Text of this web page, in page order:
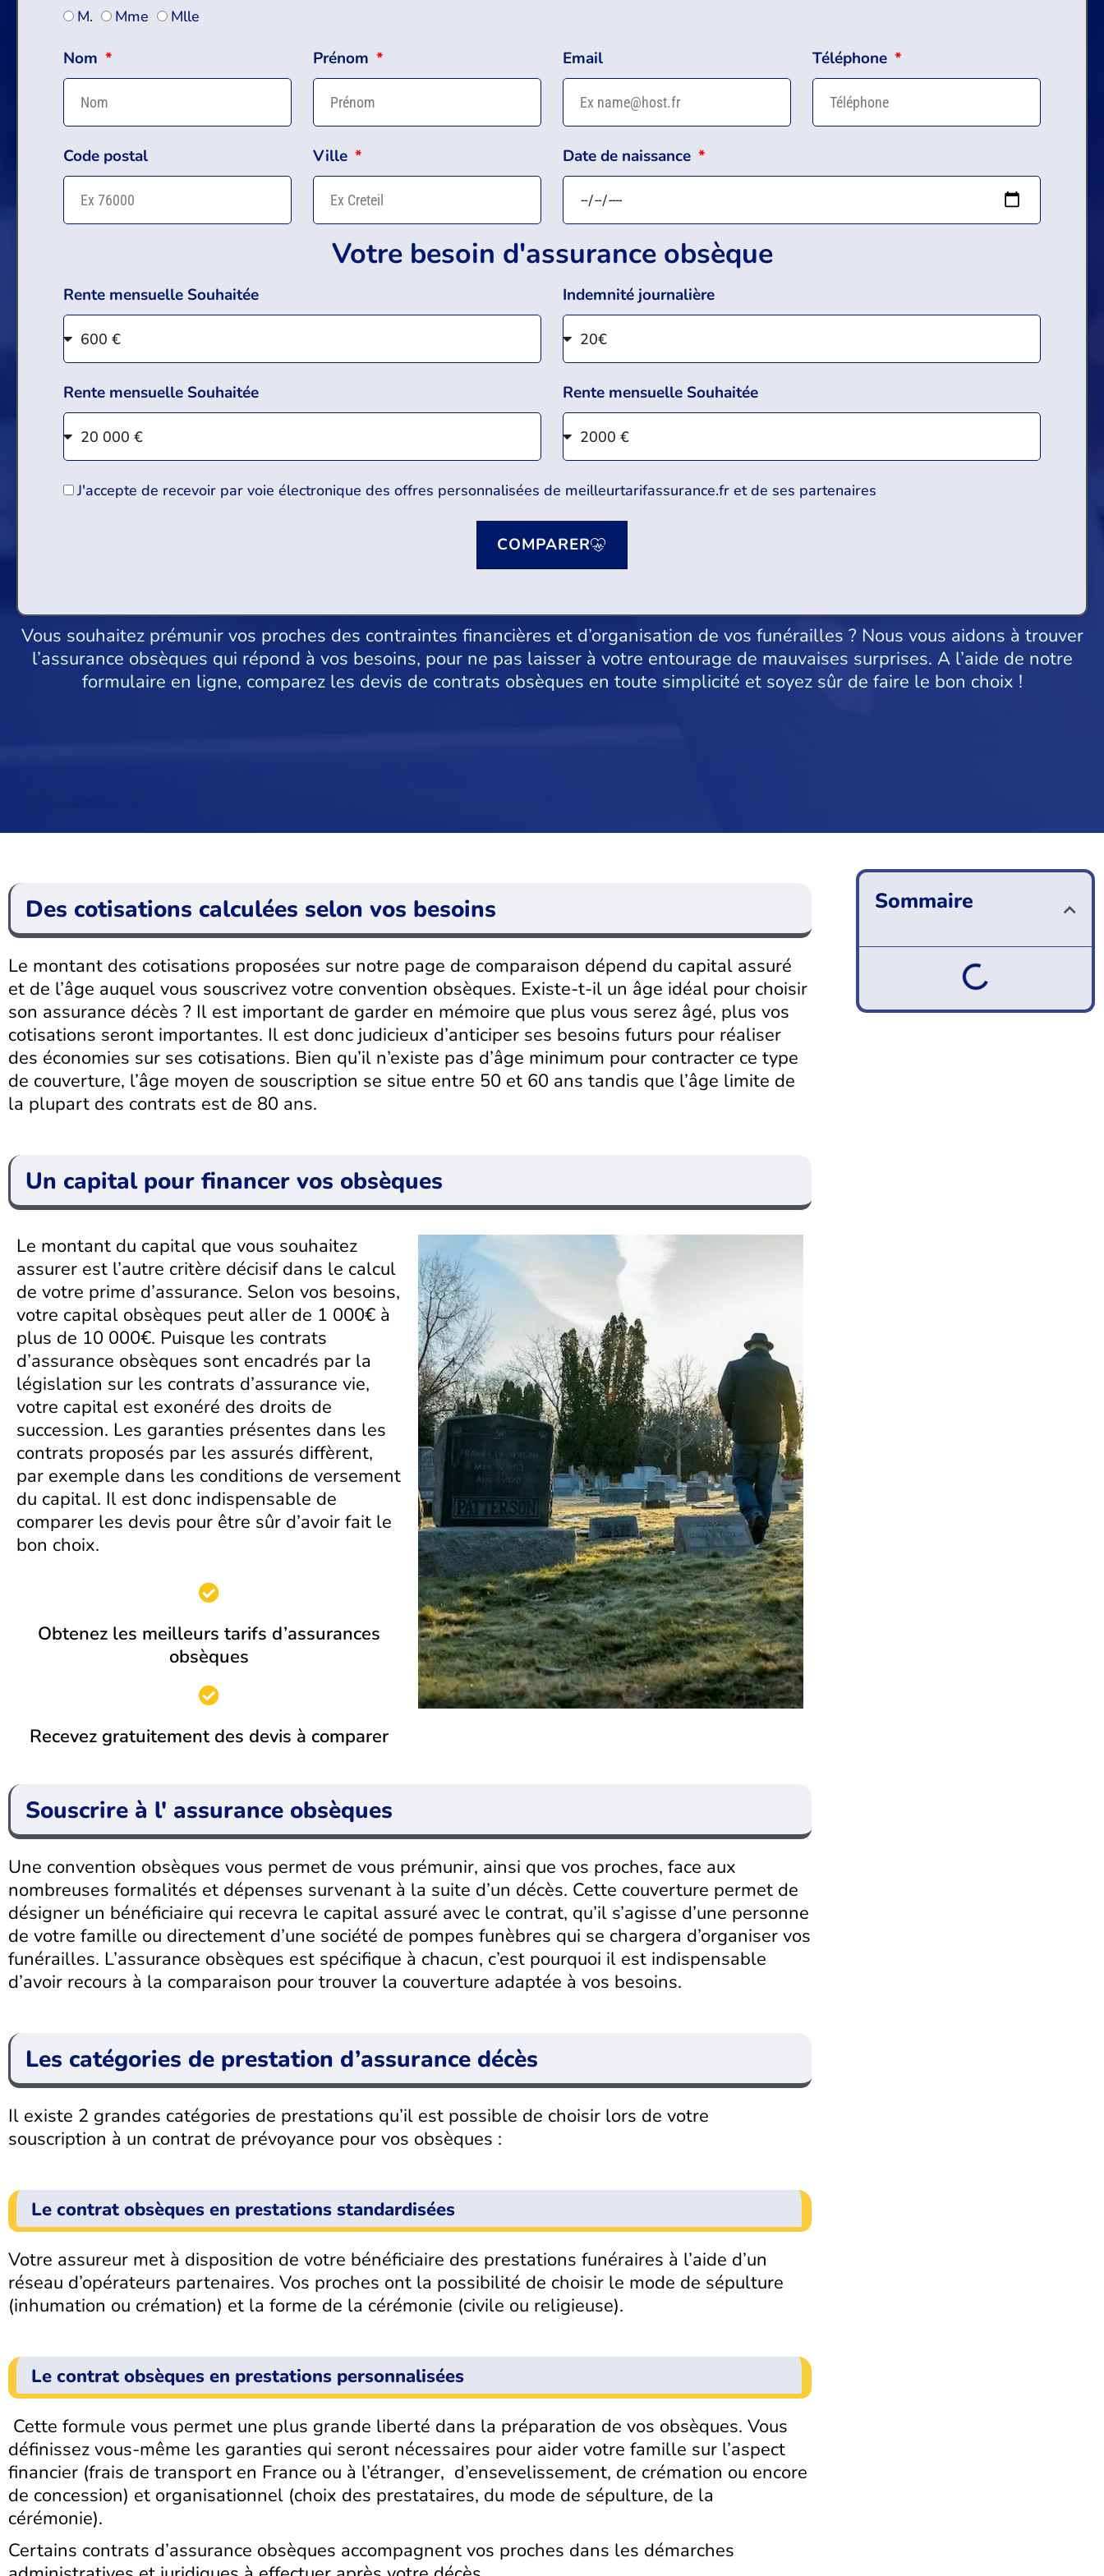
M. Mme Mlle
Nom Prénom Email Téléphone
Code postal Ville Date de naissance
Votre besoin d'assurance obsèque
Rente mensuelle Souhaitée Indemnité journalière
Rente mensuelle Souhaitée Rente mensuelle Souhaitée
J'accepte de recevoir par voie électronique des offres personnalisées de meilleurtarifassurance.fr et de ses partenaires
COMPARER
Vous souhaitez prémunir vos proches des contraintes financières et d’organisation de vos funérailles ? Nous vous aidons à trouver
l’assurance obsèques qui répond à vos besoins, pour ne pas laisser à votre entourage de mauvaises surprises. A l’aide de notre
formulaire en ligne, comparez les devis de contrats obsèques en toute simplicité et soyez sûr de faire le bon choix !
Des cotisations calculées selon vos besoins
Le montant des cotisations proposées sur notre page de comparaison dépend du capital assuré
et de l’âge auquel vous souscrivez votre convention obsèques. Existe-t-il un âge idéal pour choisir
son assurance décès ? Il est important de garder en mémoire que plus vous serez âgé, plus vos
cotisations seront importantes. Il est donc judicieux d’anticiper ses besoins futurs pour réaliser
des économies sur ses cotisations. Bien qu’il n’existe pas d’âge minimum pour contracter ce type
de couverture, l’âge moyen de souscription se situe entre 50 et 60 ans tandis que l’âge limite de
la plupart des contrats est de 80 ans.
Un capital pour financer vos obsèques
Le montant du capital que vous souhaitez
assurer est l’autre critère décisif dans le calcul
de votre prime d’assurance. Selon vos besoins,
votre capital obsèques peut aller de 1 000€ à
plus de 10 000€. Puisque les contrats
d’assurance obsèques sont encadrés par la
législation sur les contrats d’assurance vie,
votre capital est exonéré des droits de
succession. Les garanties présentes dans les
contrats proposés par les assurés diffèrent,
par exemple dans les conditions de versement
du capital. Il est donc indispensable de
comparer les devis pour être sûr d’avoir fait le
bon choix.
Obtenez les meilleurs tarifs d’assurances
obsèques
Recevez gratuitement des devis à comparer
Souscrire à l' assurance obsèques
Une convention obsèques vous permet de vous prémunir, ainsi que vos proches, face aux
nombreuses formalités et dépenses survenant à la suite d’un décès. Cette couverture permet de
désigner un bénéficiaire qui recevra le capital assuré avec le contrat, qu’il s’agisse d’une personne
de votre famille ou directement d’une société de pompes funèbres qui se chargera d’organiser vos
funérailles. L’assurance obsèques est spécifique à chacun, c’est pourquoi il est indispensable
d’avoir recours à la comparaison pour trouver la couverture adaptée à vos besoins.
Les catégories de prestation d’assurance décès
Il existe 2 grandes catégories de prestations qu’il est possible de choisir lors de votre
souscription à un contrat de prévoyance pour vos obsèques :
Le contrat obsèques en prestations standardisées
Votre assureur met à disposition de votre bénéficiaire des prestations funéraires à l’aide d’un
réseau d’opérateurs partenaires. Vos proches ont la possibilité de choisir le mode de sépulture
(inhumation ou crémation) et la forme de la cérémonie (civile ou religieuse).
Le contrat obsèques en prestations personnalisées
Cette formule vous permet une plus grande liberté dans la préparation de vos obsèques. Vous
définissez vous-même les garanties qui seront nécessaires pour aider votre famille sur l’aspect
financier (frais de transport en France ou à l’étranger, d’ensevelissement, de crémation ou encore
de concession) et organisationnel (choix des prestataires, du mode de sépulture, de la
cérémonie).
Certains contrats d’assurance obsèques accompagnent vos proches dans les démarches
Sommaire